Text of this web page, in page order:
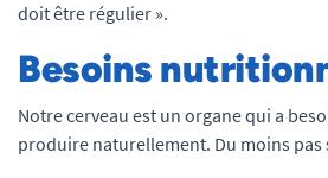
doit être régulier ».
Besoins
Notre cerveau est un organe qui a
produire naturellement. Du moins pas